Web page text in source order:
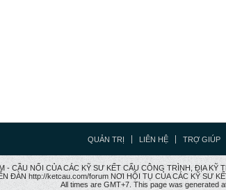
QUẢN TRỊ LIÊN HỆ TRỢ GIÚP
- CẦU NỐI CỦA CÁC KỸ SƯ KẾT CẤU CÔNG TRÌNH, ĐỊA KỸ
ĐÀN http://ketcau.com/forum NƠI HỘI TỤ CỦA CÁC KỸ SƯ
All times are GMT+7. This page was generated